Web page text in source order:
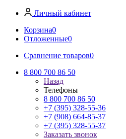
Личный кабинет
Корзина0
Отложенные0
Сравнение товаров0
8 800 700 86 50
Назад
Телефоны
8 800 700 86 50
+7 (395) 328-55-36
+7 (908) 664-85-37
+7 (395) 328-55-37
Заказать звонок